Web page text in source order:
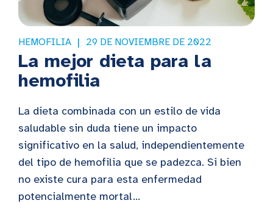
HEMOFILIA 29 DE NOVIEMBRE DE 2022
La mejor dieta para la
hemofilia
La dieta combinada con un estilo de vida
saludable sin duda tiene un impacto
significativo en la salud, independientemente
del tipo de hemofilia que se padezca. Si bien
no existe cura para esta enfermedad
potencialmente mortal...